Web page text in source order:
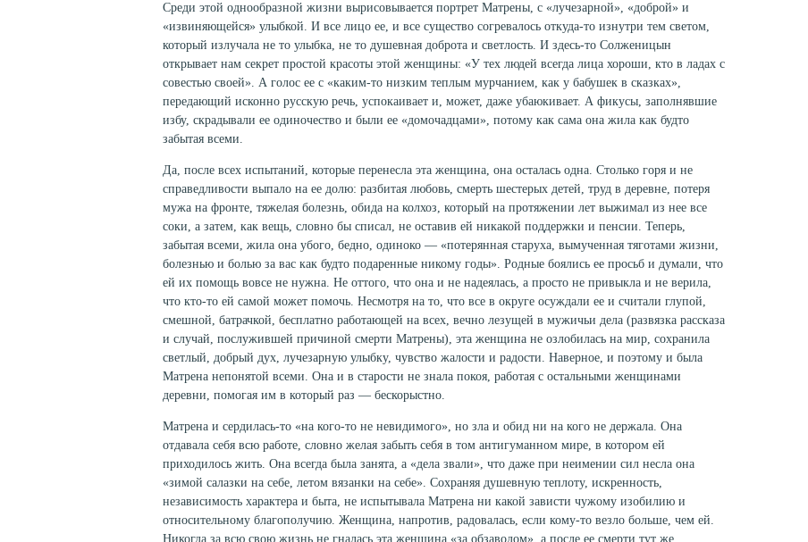
Среди этой однообразной жизни вырисовывается портрет Матрены, с «лучезарной», «доброй» и
«извиняющейся» улыбкой. И все лицо ее, и все существо согревалось откуда-то изнутри тем светом,
который излучала не то улыбка, не то душевная доброта и светлость. И здесь-то Солженицын
открывает нам секрет простой красоты этой женщины: «У тех людей всегда лица хороши, кто в ладах с
совестью своей». А голос ее с «каким-то низким теплым мурчанием, как у бабушек в сказках»,
передающий исконно русскую речь, успокаивает и, может, даже убаюкивает. А фикусы, заполнявшие
избу, скрадывали ее одиночество и были ее «домочадцами», потому как сама она жила как будто
забытая всеми.
Да, после всех испытаний, которые перенесла эта женщина, она осталась одна. Столько горя и не
справедливости выпало на ее долю: разбитая любовь, смерть шестерых детей, труд в деревне, потеря
мужа на фронте, тяжелая болезнь, обида на колхоз, который на протяжении лет выжимал из нее все
соки, а затем, как вещь, словно бы списал, не оставив ей никакой поддержки и пенсии. Теперь,
забытая всеми, жила она убого, бедно, одиноко — «потерянная старуха, вымученная тяготами жизни,
болезнью и болью за вас как будто подаренные никому годы». Родные боялись ее просьб и думали, что
ей их помощь вовсе не нужна. Не оттого, что она и не надеялась, а просто не привыкла и не верила,
что кто-то ей самой может помочь. Несмотря на то, что все в округе осуждали ее и считали глупой,
смешной, батрачкой, бесплатно работающей на всех, вечно лезущей в мужичьи дела (развязка рассказа
и случай, послужившей причиной смерти Матрены), эта женщина не озлобилась на мир, сохранила
светлый, добрый дух, лучезарную улыбку, чувство жалости и радости. Наверное, и поэтому и была
Матрена непонятой всеми. Она и в старости не знала покоя, работая с остальными женщинами
деревни, помогая им в который раз — бескорыстно.
Матрена и сердилась-то «на кого-то не невидимого», но зла и обид ни на кого не держала. Она
отдавала себя всю работе, словно желая забыть себя в том антигуманном мире, в котором ей
приходилось жить. Она всегда была занята, а «дела звали», что даже при неимении сил несла она
«зимой салазки на себе, летом вязанки на себе». Сохраняя душевную теплоту, искренность,
независимость характера и быта, не испытывала Матрена ни какой зависти чужому изобилию и
относительному благополучию. Женщина, напротив, радовалась, если кому-то везло больше, чем ей.
Никогда за всю свою жизнь не гналась эта женщина «за обзаводом», а после ее смерти тут же